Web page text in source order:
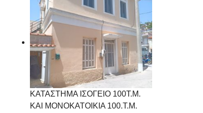
ΚΑΤΑΣΤΗΜΑ ΙΣΟΓΕΙΟ 100Τ.Μ.
ΚΑΙ ΜΟΝΟΚΑΤΟΙΚΙΑ 100.Τ.Μ.